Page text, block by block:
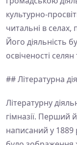
культурно-
читальні в селах,
Його діяльність
освіченості
## Літературна
Літературну
гімназії. Перший
написаний у